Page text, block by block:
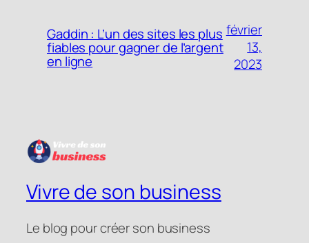
Gaddin : L’un des sites les plus
fiables pour gagner de l’argent
en ligne
février
13,
2023
Vivre de son business
Le blog pour créer son business